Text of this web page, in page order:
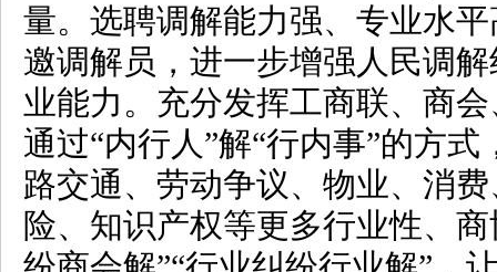
量。选聘调解能力强、专业水
邀调解员，进一步增强人民调
业能力。充分发挥工商联、商
通过“内行人”解“行内事”的方
路交通、劳动争议、物业、消
险、知识产权等更多行业性、